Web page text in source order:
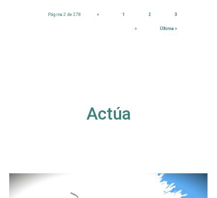
Página 2 de 278 « 1 2 3
» Última »
Actúa